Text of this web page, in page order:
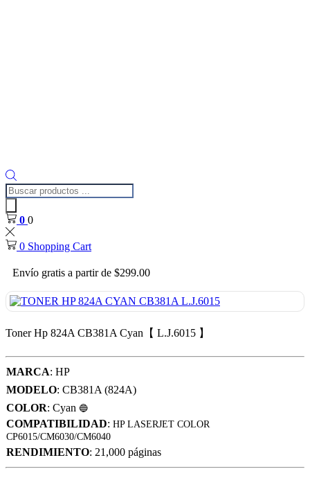
Búsqueda
de
productos
0 0
0 Shopping Cart
Envío gratis a partir de $299.00
Toner Hp 824A CB381A Cyan【 L.J.6015 】
MARCA: HP
MODELO: CB381A (824A)
COLOR: Cyan 🔵
COMPATIBILIDAD: HP LASERJET COLOR
CP6015/CM6030/CM6040
RENDIMIENTO: 21,000 páginas